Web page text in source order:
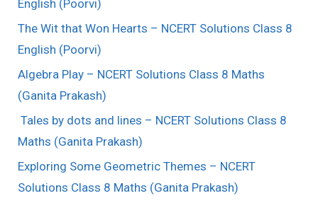
English (Poorvi)
The Wit that Won Hearts – NCERT Solutions Class 8
English (Poorvi)
Algebra Play – NCERT Solutions Class 8 Maths
(Ganita Prakash)
Tales by dots and lines – NCERT Solutions Class 8
Maths (Ganita Prakash)
Exploring Some Geometric Themes – NCERT
Solutions Class 8 Maths (Ganita Prakash)